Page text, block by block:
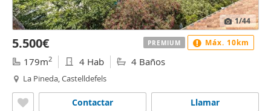
1/44
5.500€
179m2 4 Hab 4 Baños
La Pineda, Castelldefels
Llamar
Contactar
PREMIUM Máx. 10km